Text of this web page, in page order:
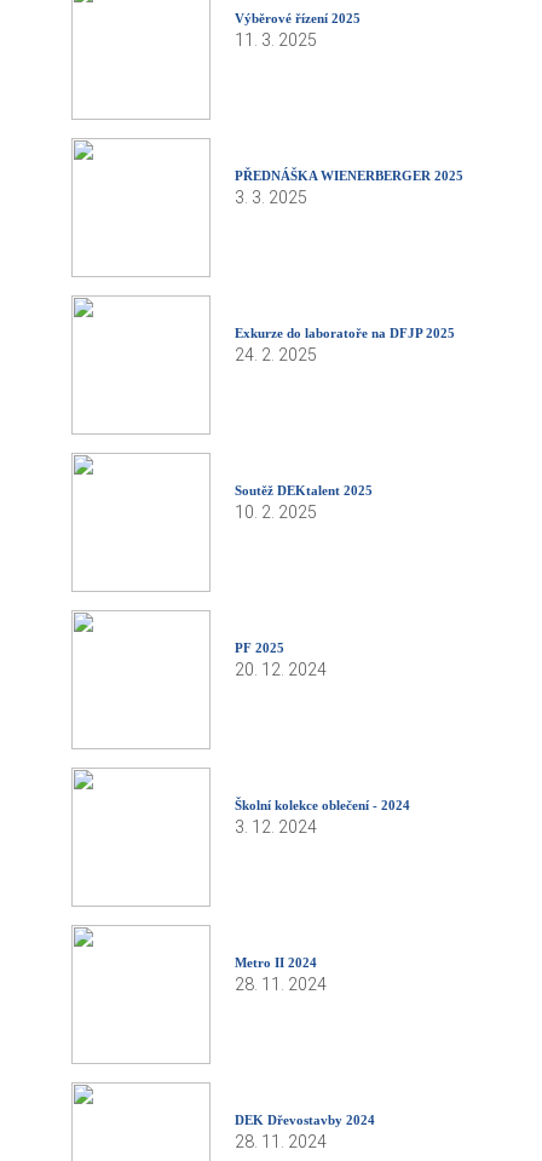
Výběrové řízení 2025
11. 3. 2025
PŘEDNÁŠKA WIENERBERGER 2025
3. 3. 2025
Exkurze do laboratoře na DFJP 2025
24. 2. 2025
Soutěž DEKtalent 2025
10. 2. 2025
PF 2025
20. 12. 2024
Školní kolekce oblečení - 2024
3. 12. 2024
Metro II 2024
28. 11. 2024
DEK Dřevostavby 2024
28. 11. 2024